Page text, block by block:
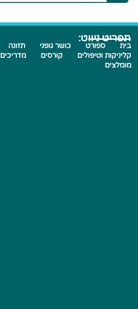
תפריט ניווט:
בית ספורט כושר גופני תזונה
קליניקות וטיפולים
קורסים מדריכים
מומלצים